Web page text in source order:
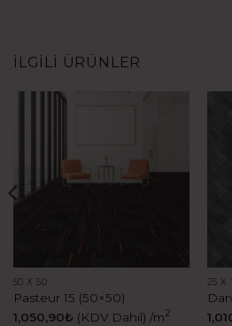
İLGILI ÜRÜNLER
50 X 50
Pasteur 15 (50×50)
1,050,90₺ (KDV Dahil) /m2
25 X